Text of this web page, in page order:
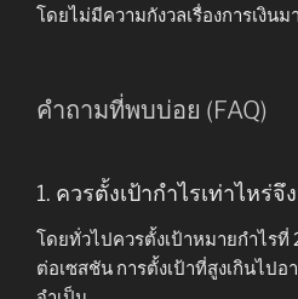
โดยไม่มีความกังวลเรื่องการเงินม
คำถามที่พบบ่อย (FAQ)
1. ควรตั้งเป้ากำไรเท่าไหร่จึ
โดยทั่วไปควรตั้งเป้าหมายกำไร
ต่อเซสชัน การตั้งเป้าที่สูงเกินไป